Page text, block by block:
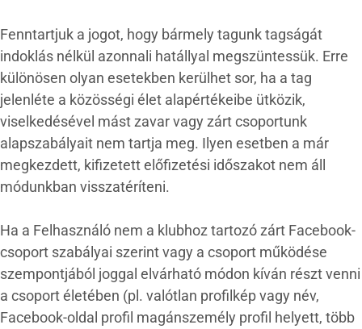
Fenntartjuk a jogot, hogy bármely tagunk tagságát
indoklás nélkül azonnali hatállyal megszüntessük. Erre
különösen olyan esetekben kerülhet sor, ha a tag
jelenléte a közösségi élet alapértékeibe ütközik,
viselkedésével mást zavar vagy zárt csoportunk
alapszabályait nem tartja meg. Ilyen esetben a már
megkezdett, kifizetett előfizetési időszakot nem áll
módunkban visszatéríteni.
Ha a Felhasználó nem a klubhoz tartozó zárt Facebook-
csoport szabályai szerint vagy a csoport működése
szempontjából joggal elvárható módon kíván részt venni
a csoport életében (pl. valótlan profilkép vagy név,
Facebook-oldal profil magánszemély profil helyett, több